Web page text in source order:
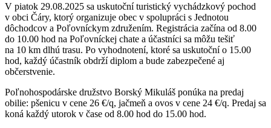
V piatok 29.08.2025 sa uskutoční turistický vychádzkový pochod
v obci Čáry, ktorý organizuje obec v spolupráci s Jednotou
dôchodcov a Poľovníckym združením. Registrácia začína od 8.00
do 10.00 hod na Poľovníckej chate a účastníci sa môžu tešiť
na 10 km dlhú trasu. Po vyhodnotení, ktoré sa uskutoční o 15.00
hod, každý účastník obdrží diplom a bude zabezpečené aj
občerstvenie.
Poľnohospodárske družstvo Borský Mikuláš ponúka na predaj
obilie: pšenicu v cene 26 €/q, jačmeň a ovos v cene 24 €/q. Predaj sa
koná každý utorok v čase od 8.00 hod do 15.00 hod.